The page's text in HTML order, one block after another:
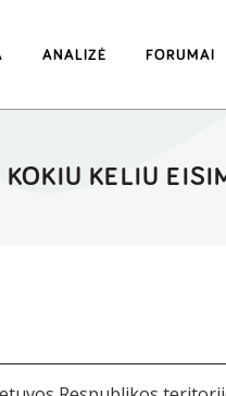
ANALIZĖ FORUMAI
KELIU